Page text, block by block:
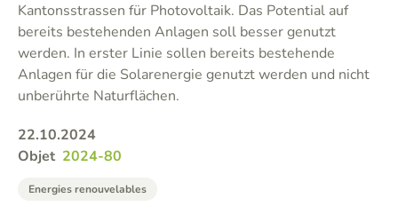
Kantonsstrassen für Photovoltaik. Das Potential auf
bereits bestehenden Anlagen soll besser genutzt
werden. In erster Linie sollen bereits bestehende
Anlagen für die Solarenergie genutzt werden und nicht
unberührte Naturflächen.
22.10.2024
Objet 2024-80
Energies renouvelables